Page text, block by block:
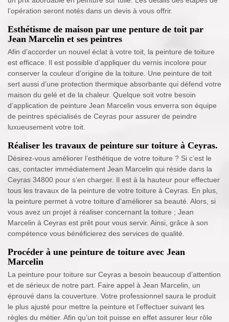
l’opération seront notés dans un devis à vous offrir.
Esthétisme de maison par une penture de toit par
Jean Marcelin et ses peintres
Afin d’accorder un nouvel éclat à votre toit, la peinture de toiture
est efficace. Il est possible d’appliquer du vernis incolore pour
conserver la couleur d’origine de la toiture. Une peinture de toit
sert aussi d’une protection thermique absorbante qui défend votre
maison du gelé et de la chaleur. Quelque soit votre besoin
d’application de peinture Jean Marcelin vous enverra son équipe
de peintres spécialisés de Ceyras pour assurer de peindre
luxueusement votre toit.
Réaliser les travaux de peinture sur toiture à Ceyras.
Désirez-vous améliorer l’esthétique de votre toiture ? Si c’est le
cas, contacter immédiatement Jean Marcelin qui réside dans la
Ceyras 34800 pour s’en charger. Il est à la hauteur pour effectuer
tous les travaux de la peinture de votre toiture à Ceyras. En plus,
la peinture permet à votre toiture d’améliorer sa beauté. Alors, si
vous avez un projet à réaliser concernant la toiture ; Jean
Marcelin à Ceyras est prêt pour vous servir. Ainsi, grâce à son
compétence vous bénéficierez des services de qualité.
Procéder à une peinture de toiture avec Jean
Marcelin
La peinture pour toiture sur Ceyras a besoin beaucoup d’attention
et de sérieux de notre part. Faire appel à Jean Marcelin, un
éprouvé dans la couverture. Votre professionnel saura le produit
le plus ajusté pour mettre la peinture et l’effectuer suivant les
règles du métier. Afin qu’un toit puisse en effet assurer leur rôle